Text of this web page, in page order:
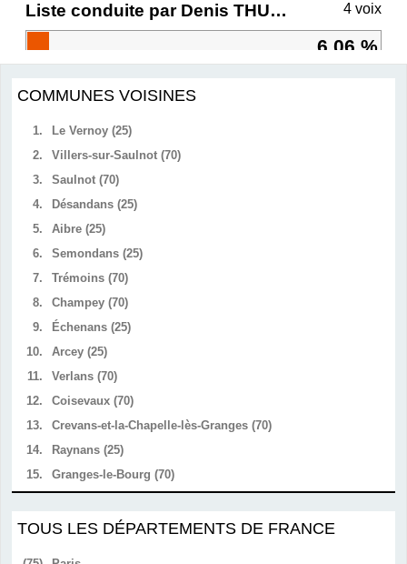
Liste conduite par Denis THURIOT 4 voix
6,06 %
COMMUNES VOISINES
1.
Le Vernoy (25)
2.
Villers-sur-Saulnot (70)
3.
Saulnot (70)
4.
Désandans (25)
5.
Aibre (25)
6.
Semondans (25)
7.
Trémoins (70)
8.
Champey (70)
9.
Échenans (25)
10.
Arcey (25)
11.
Verlans (70)
12.
Coisevaux (70)
13.
Crevans-et-la-Chapelle-lès-Granges (70)
14.
Raynans (25)
15.
Granges-le-Bourg (70)
TOUS LES DÉPARTEMENTS DE FRANCE